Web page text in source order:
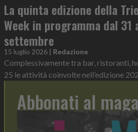
La quinta edizione della
Week in programma dal 31
settembre
15 luglio 2026 | Redazione
Complessivamente tra bar, ristoranti,
25 le attività coinvolte nell’edizione
Abbonati al